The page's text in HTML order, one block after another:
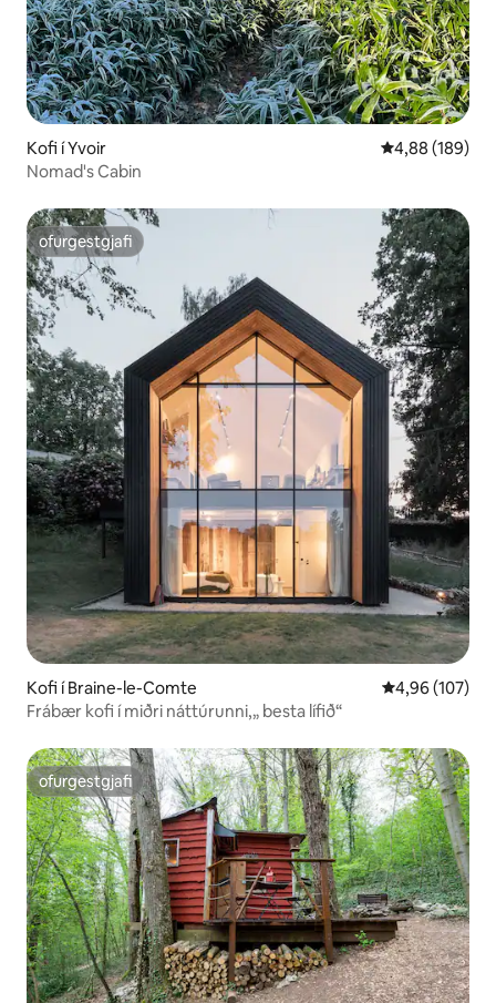
Kofi í Yvoir 4,88 af 5 í
4,88 (189)
Nomad's Cabin
ofurgestgjafi
ofurgestgjafi
Kofi í Braine-le-Comte 4,96 af 5 í
4,96 (107)
Frábær kofi í miðri náttúrunni,„ besta lífið“
ofurgestgjafi
ofurgestgjafi